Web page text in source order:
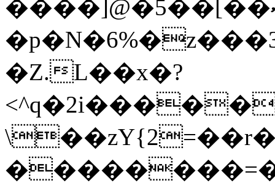
����]@�5��[��ސ۫�M%����p��D�N����YcH�Z�(X+
�Z.L��x�?